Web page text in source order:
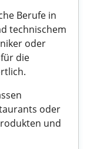
Berufe in
technischem
oder
die
oder
und